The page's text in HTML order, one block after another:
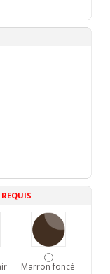
Marron foncé